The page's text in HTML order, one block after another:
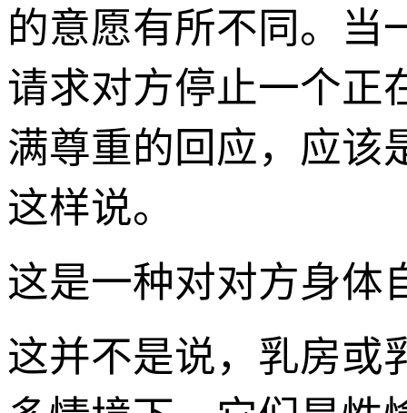
的意愿有所不同。当
请求对方停止一个正
满尊重的回应，应该
这样说。
这是一种对对方身体
这并不是说，乳房或